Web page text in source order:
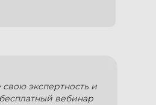
экспертность и
вебинар